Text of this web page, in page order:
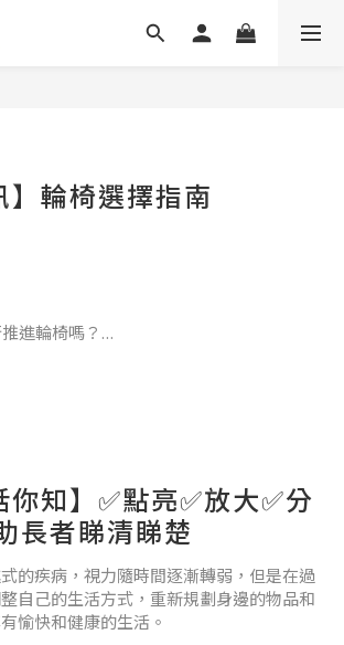
】輪椅選擇指南
進輪椅嗎？
計有更大的輪子的自行推動型輪椅，並
合使用者呢？
你知】✅點亮✅放大✅分
長者睇清睇楚
的疾病，視力隨時間逐漸轉弱，但是在過
自己的生活方式，重新規劃身邊的物品和
愉快和健康的生活。